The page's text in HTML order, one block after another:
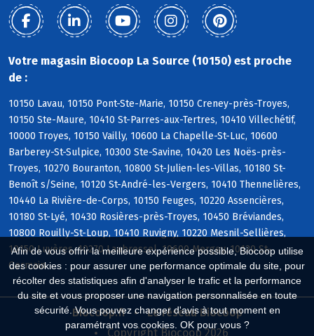
Afin de vous offrir la meilleure expérience possible, Biocoop utilise
des cookies : pour assurer une performance optimale du site, pour
récolter des statistiques afin d'analyser le trafic et la performance
du site et vous proposer une navigation personnalisée en toute
sécurité. Vous pouvez changer d'avis à tout moment en
paramétrant vos cookies. OK pour vous ?
Votre magasin Biocoop La Source (10150) est proche
de :
10150 Lavau, 10150 Pont-Ste-Marie, 10150 Creney-près-Troyes,
10150 Ste-Maure, 10410 St-Parres-aux-Tertres, 10410 Villechétif,
10000 Troyes, 10150 Vailly, 10600 La Chapelle-St-Luc, 10600
Barberey-St-Sulpice, 10300 Ste-Savine, 10420 Les Noës-près-
Troyes, 10270 Bouranton, 10800 St-Julien-les-Villas, 10180 St-
Benoît s/Seine, 10120 St-André-les-Vergers, 10410 Thennelières,
10440 La Rivière-de-Corps, 10150 Feuges, 10220 Assencières,
10180 St-Lyé, 10430 Rosières-près-Troyes, 10450 Bréviandes,
10800 Rouilly-St-Loup, 10410 Ruvigny, 10220 Mesnil-Sellières,
10150 Luyères, 10270 Laubressel, 10600 Mergey, 10120 St-
Germain
Biocoop.fr
Le réseau Biocoop
Copyright Biocoop 2026